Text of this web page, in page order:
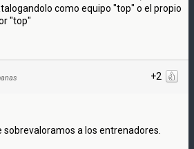
como equipo "top" o el propio
"top"
+2
sobrevaloramos a los entrenadores.